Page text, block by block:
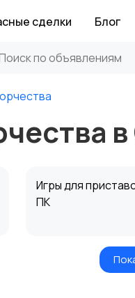
сделки Блог
Игры для
ПК